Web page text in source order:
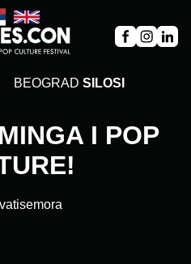
BEOGRAD SILOSI
I POP